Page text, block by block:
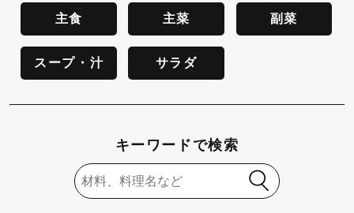
主食 主菜 副菜
スープ・汁 サラダ
キーワードで検索